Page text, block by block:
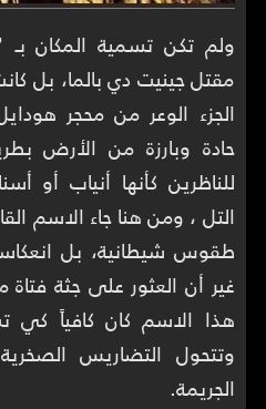
ولم تكن تسمية المكان
مقتل جينيت دي بالما، بل
الجزء الوعر من محجر
حادة وبارزة من الأرض
للناظرين كأنها أنياب
التل ، ومن هنا جاء الاسم
طقوس شيطانية، بل
غير أن العثور على جثة
هذا الاسم كان كافياً كي
وتتحول التضاريس
الجريمة.